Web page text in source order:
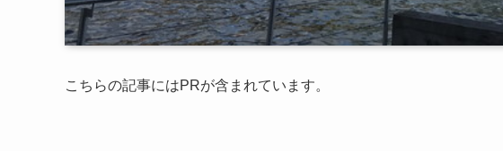
こちらの記事にはPRが含まれています。